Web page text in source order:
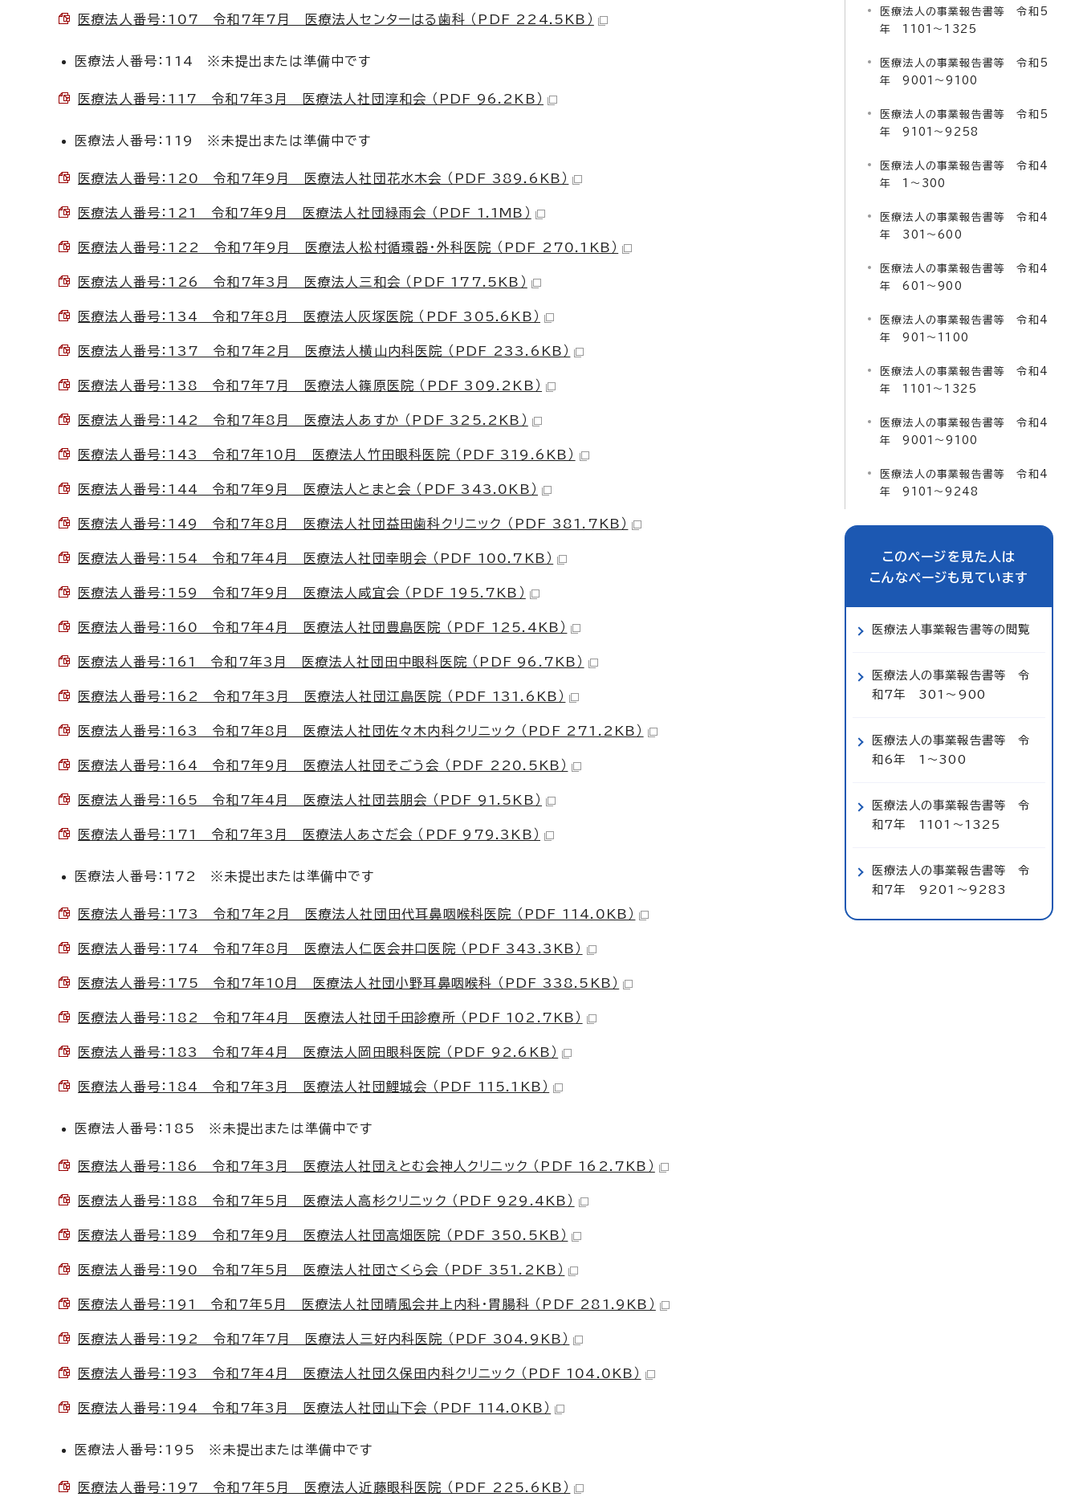
医療法人番号：107 令和7年7月 医療法人センターはる歯科 （PDF 224.5KB）
医療法人番号：114 ※未提出または準備中です
医療法人番号：117 令和7年3月 医療法人社団淳和会 （PDF 96.2KB）
医療法人番号：119 ※未提出または準備中です
医療法人番号：120 令和7年9月 医療法人社団花水木会 （PDF 389.6KB）
医療法人番号：121 令和7年9月 医療法人社団緑雨会 （PDF 1.1MB）
医療法人番号：122 令和7年9月 医療法人松村循環器・外科医院 （PDF 270.1KB）
医療法人番号：126 令和7年3月 医療法人三和会 （PDF 177.5KB）
医療法人番号：134 令和7年8月 医療法人灰塚医院 （PDF 305.6KB）
医療法人番号：137 令和7年2月 医療法人横山内科医院 （PDF 233.6KB）
医療法人番号：138 令和7年7月 医療法人篠原医院 （PDF 309.2KB）
医療法人番号：142 令和7年8月 医療法人あすか （PDF 325.2KB）
医療法人番号：143 令和7年10月 医療法人竹田眼科医院 （PDF 319.6KB）
医療法人番号：144 令和7年9月 医療法人とまと会 （PDF 343.0KB）
医療法人番号：149 令和7年8月 医療法人社団益田歯科クリニック （PDF 381.7KB）
医療法人番号：154 令和7年4月 医療法人社団幸明会 （PDF 100.7KB）
医療法人番号：159 令和7年9月 医療法人咸宜会 （PDF 195.7KB）
医療法人番号：160 令和7年4月 医療法人社団豊島医院 （PDF 125.4KB）
医療法人番号：161 令和7年3月 医療法人社団田中眼科医院 （PDF 96.7KB）
医療法人番号：162 令和7年3月 医療法人社団江島医院 （PDF 131.6KB）
医療法人番号：163 令和7年8月 医療法人社団佐々木内科クリニック （PDF 271.2KB）
医療法人番号：164 令和7年9月 医療法人社団そごう会 （PDF 220.5KB）
医療法人番号：165 令和7年4月 医療法人社団芸朋会 （PDF 91.5KB）
医療法人番号：171 令和7年3月 医療法人あさだ会 （PDF 979.3KB）
医療法人番号：172 ※未提出または準備中です
医療法人番号：173 令和7年2月 医療法人社団田代耳鼻咽喉科医院 （PDF 114.0KB）
医療法人番号：174 令和7年8月 医療法人仁医会井口医院 （PDF 343.3KB）
医療法人番号：175 令和7年10月 医療法人社団小野耳鼻咽喉科 （PDF 338.5KB）
医療法人番号：182 令和7年4月 医療法人社団千田診療所 （PDF 102.7KB）
医療法人番号：183 令和7年4月 医療法人岡田眼科医院 （PDF 92.6KB）
医療法人番号：184 令和7年3月 医療法人社団鯉城会 （PDF 115.1KB）
医療法人番号：185 ※未提出または準備中です
医療法人番号：186 令和7年3月 医療法人社団えとむ会神人クリニック （PDF 162.7KB）
医療法人番号：188 令和7年5月 医療法人高杉クリニック （PDF 929.4KB）
医療法人番号：189 令和7年9月 医療法人社団高畑医院 （PDF 350.5KB）
医療法人番号：190 令和7年5月 医療法人社団さくら会 （PDF 351.2KB）
医療法人番号：191 令和7年5月 医療法人社団晴風会井上内科・胃腸科 （PDF 281.9KB）
医療法人番号：192 令和7年7月 医療法人三好内科医院 （PDF 304.9KB）
医療法人番号：193 令和7年4月 医療法人社団久保田内科クリニック （PDF 104.0KB）
医療法人番号：194 令和7年3月 医療法人社団山下会 （PDF 114.0KB）
医療法人番号：195 ※未提出または準備中です
医療法人番号：197 令和7年5月 医療法人近藤眼科医院 （PDF 225.6KB）
医療法人の事業報告書等 令和5
年 1101～1325
医療法人の事業報告書等 令和5
年 9001～9100
医療法人の事業報告書等 令和5
年 9101～9258
医療法人の事業報告書等 令和4
年 1～300
医療法人の事業報告書等 令和4
年 301～600
医療法人の事業報告書等 令和4
年 601～900
医療法人の事業報告書等 令和4
年 901～1100
医療法人の事業報告書等 令和4
年 1101～1325
医療法人の事業報告書等 令和4
年 9001～9100
医療法人の事業報告書等 令和4
年 9101～9248
このページを見た人は
こんなページも見ています
医療法人事業報告書等の閲覧
医療法人の事業報告書等 令
和7年 301～900
医療法人の事業報告書等 令
和6年 1～300
医療法人の事業報告書等 令
和7年 1101～1325
医療法人の事業報告書等 令
和7年 9201～9283